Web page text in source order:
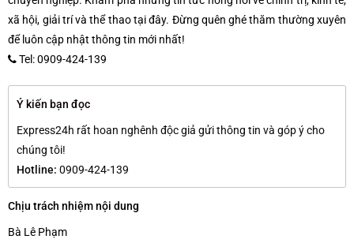
xã hội, giải trí và thể thao tại đây. Đừng quên ghé thăm thường xuyên
để luôn cập nhật thông tin mới nhất!
Tel: 0909-424-139
Ý kiến bạn đọc
Express24h rất hoan nghênh độc giả gửi thông tin và góp ý cho
chúng tôi!
Hotline: 0909-424-139
Chịu trách nhiệm nội dung
Bà Lê Phạm